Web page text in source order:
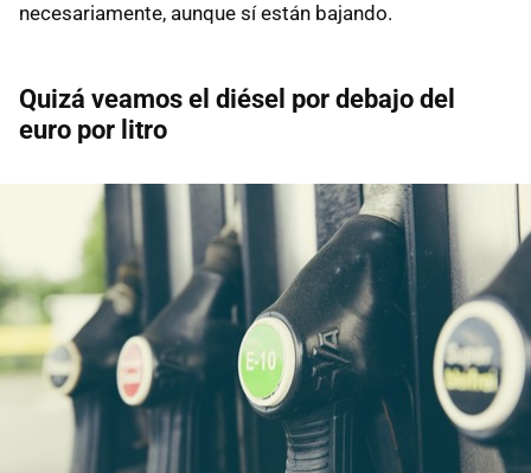
necesariamente, aunque sí están bajando.
Quizá veamos el diésel por debajo del
euro por litro